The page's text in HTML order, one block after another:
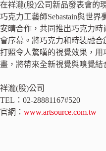
在祥瀧(股)公司新品發表會的
巧克力工藝師Sebastain與世
安晴合作，共同推出巧克力
會序幕。將巧克力和時裝融合
打照令人驚嘆的視覺效果，用
畫，將帶來全新視覺與嗅覺結
祥瀧(股)公司
TEL：02-28881167#520
官網： www.artsource.com.tw